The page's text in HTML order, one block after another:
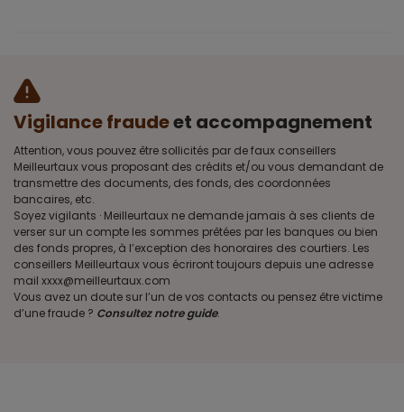
Vigilance fraudeet accompagnement
Attention, vous pouvez être sollicités par de faux conseillers
Meilleurtaux vous proposant des crédits et/ou vous demandant de
transmettre des documents, des fonds, des coordonnées
bancaires, etc.
Soyez vigilants · Meilleurtaux ne demande jamais à ses clients de
verser sur un compte les sommes prêtées par les banques ou bien
des fonds propres, à l’exception des honoraires des courtiers. Les
conseillers Meilleurtaux vous écriront toujours depuis une adresse
mail xxxx@meilleurtaux.com
Vous avez un doute sur l’un de vos contacts ou pensez être victime
d’une fraude ? Consultez notre guide.